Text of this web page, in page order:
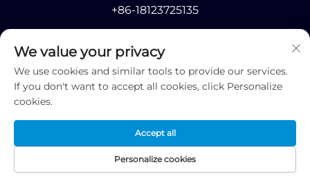
+86-18123725135
[email protected]
Авторське право © 2025, Shenzhen RMG
Optoelectronics Co., Ltd. - Політика конфіденційності
We value your privacy
We use cookies and similar tools to provide our services.
If you don't want to accept all cookies, click Personalize
cookies.
Personalize cookies
Accept all